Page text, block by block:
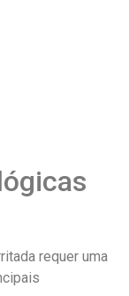
requer uma